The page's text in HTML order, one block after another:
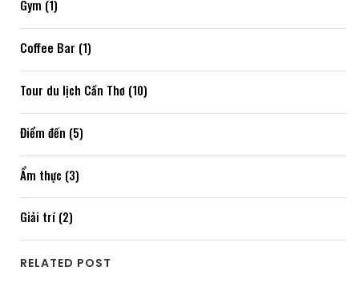
Gym (1)
Coffee Bar (1)
Tour du lịch Cần Thơ (10)
Điểm đến (5)
Ẩm thực (3)
Giải trí (2)
RELATED POST